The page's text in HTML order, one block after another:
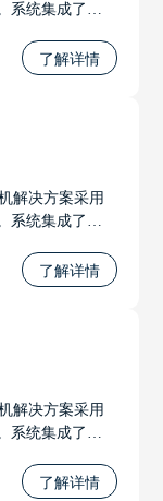
系统集成了智
态，系统可预
了解详情
解决方案采用
系统集成了智
态，系统可预
了解详情
解决方案采用
系统集成了智
态，系统可预
了解详情